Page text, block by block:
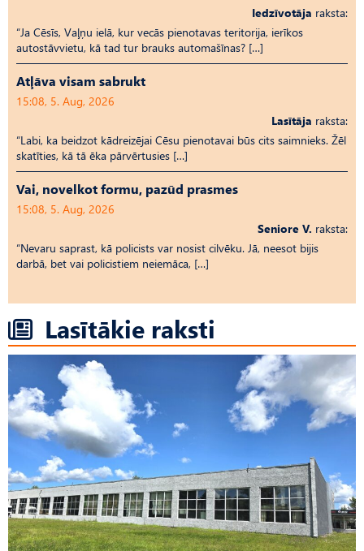
Iedzīvotāja raksta:
“Ja Cēsīs, Vaļņu ielā, kur vecās pienotavas teritorija, ierīkos
autostāvvietu, kā tad tur brauks automašīnas? […]
Atļāva visam sabrukt
15:08, 5. Aug, 2026
Lasītāja raksta:
“Labi, ka beidzot kādreizējai Cēsu pienotavai būs cits saimnieks. Žēl
skatīties, kā tā ēka pārvērtusies […]
Vai, novelkot formu, pazūd prasmes
15:08, 5. Aug, 2026
Seniore V. raksta:
“Nevaru saprast, kā policists var nosist cilvēku. Jā, neesot bijis
darbā, bet vai policistiem neiemāca, […]
Lasītākie raksti